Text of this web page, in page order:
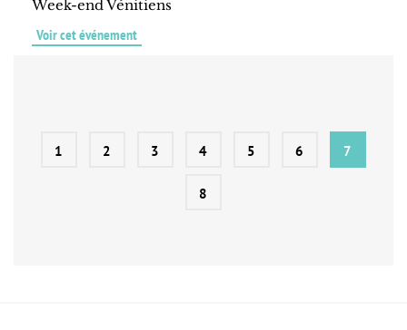
Week-end Vénitiens
Voir cet événement
1 2 3 4 5 6 7
8